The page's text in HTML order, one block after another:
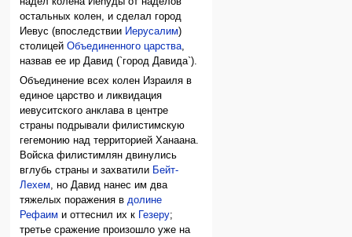
остальных колен, и сделал город
Иевус (впоследствии Иерусалим)
столицейОбъединенного царства,
назвав ее ир Давид (`город Давида`).
Объединение всех колен Израиля в
единое царство и ликвидация
иевуситского анклава в центре
страны подрывали филистимскую
гегемонию над территорией Ханаана.
Войска филистимлян двинулись
вглубь страны и захватили Бейт-
Лехем, но Давид нанес им два
тяжелых поражения вдолине
Рефаим и оттеснил их к Гезеру;
третье сражение произошло уже на